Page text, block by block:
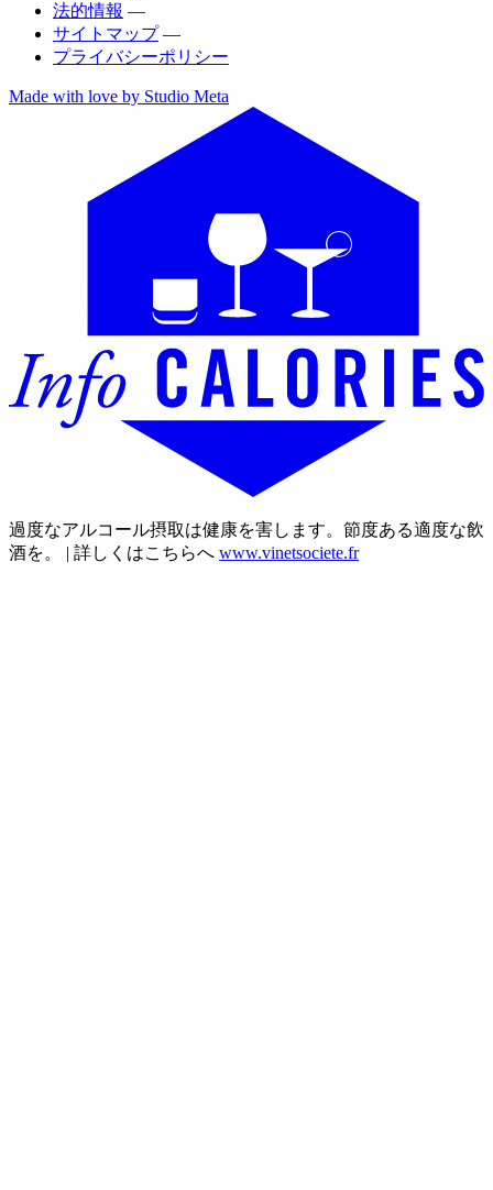
法的情報 —
サイトマップ —
プライバシーポリシー
Made with love by Studio Meta
過度なアルコール摂取は健康を害します。節度ある適度な飲
酒を。 | 詳しくはこちらへ www.vinetsociete.fr